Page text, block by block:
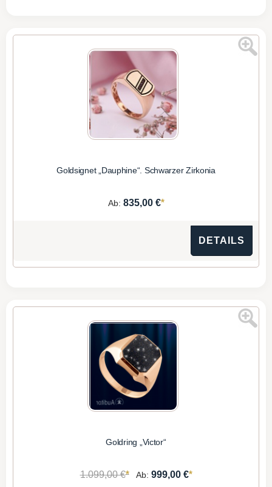
Goldsignet „Dauphine“. Schwarzer Zirkonia
Ab: 835,00 €*
DETAILS
Goldring „Victor“
1.099,00 €* Ab: 999,00 €*